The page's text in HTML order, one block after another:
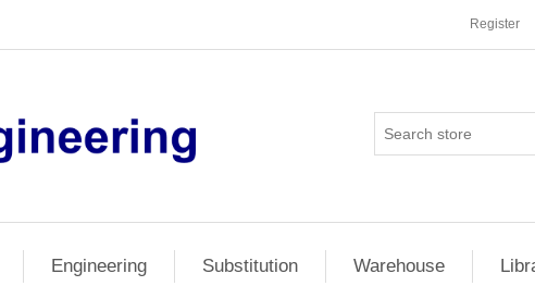
Register
Engineering Substitution Warehouse